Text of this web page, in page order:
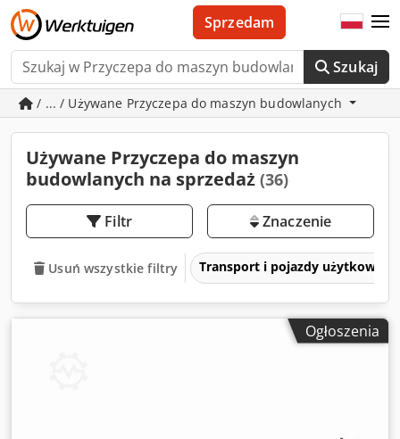
Szukaj
Sprzedam
/ ... / Używane Przyczepa do maszyn budowlanych
Używane Przyczepa do maszyn
budowlanych na sprzedaż (36)
Filtr Znaczenie
Usuń wszystkie filtry Transport i pojazdy użytkowe
Ogłoszenia